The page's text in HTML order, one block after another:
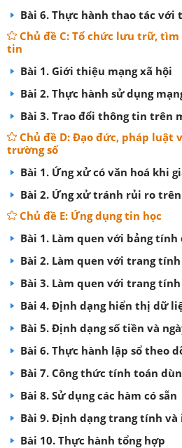
Bài 6. Thực hành thao tác với
Chủ đề C: Tổ chức lưu trữ,
tin
Bài 1. Giới thiệu mạng xã hội
Bài 2. Thực hành sử dụng
Bài 3. Trao đổi thông tin trên
Chủ đề D: Đạo đức, pháp luật
trường số
Bài 1. Ứng xử có văn hoá khi
Bài 2. Ứng xử tránh rủi ro
Chủ đề E: Ứng dụng tin học
Bài 1. Làm quen với bảng
Bài 2. Làm quen với trang tính
Bài 3. Làm quen với trang
Bài 4. Định dạng hiển thị dữ
Bài 5. Định dạng số tiền và
Bài 6. Thực hành lập sổ theo
Bài 7. Công thức tính toán
Bài 8. Sử dụng các hàm có sẵn
Bài 9. Định dạng trang tính và
Bài 10. Thực hành tổng hợp